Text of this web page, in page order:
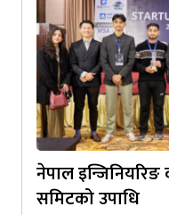
नेपाल इन्जिनियरिङ
समिटको उपाधि